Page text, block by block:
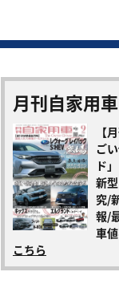
月刊自家用
【
ご
ド
新
究/
報/
車
こちら